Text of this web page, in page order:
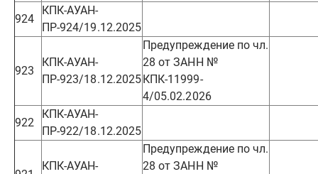
924
КПК-АУАН-
ПР-924/19.12.2025
923
КПК-АУАН-
ПР-923/18.12.2025
Предупреждение по чл.
28 от ЗАНН №
КПК-11999-
4/05.02.2026
922
КПК-АУАН-
ПР-922/18.12.2025
КПК-АУАН-
Предупреждение по чл.
28 от ЗАНН №